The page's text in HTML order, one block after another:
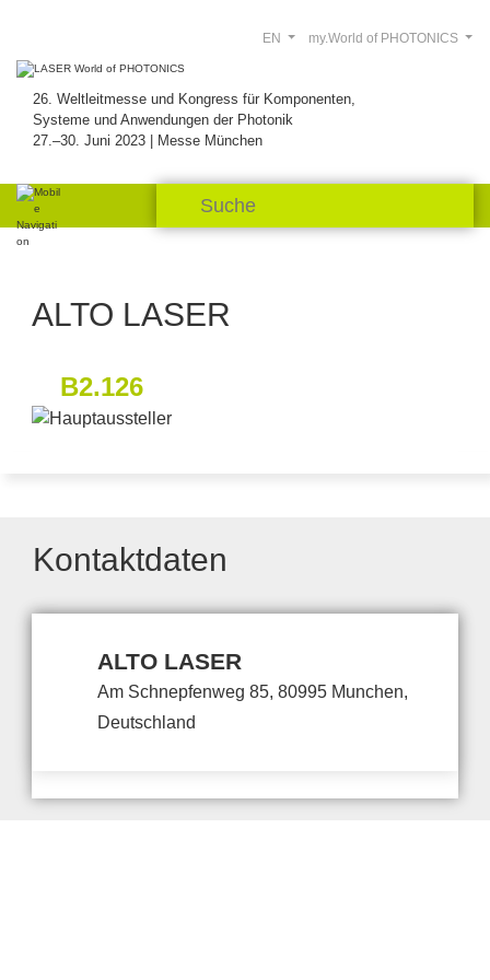
26. Weltleitmesse und Kongress für Komponenten,
Systeme und Anwendungen der Photonik
27.–30. Juni 2023 | Messe München
my.World of PHOTONICS
EN
ALTO LASER
B2.126
Kontaktdaten
ALTO LASER
Am Schnepfenweg 85, 80995 Munchen,
Deutschland